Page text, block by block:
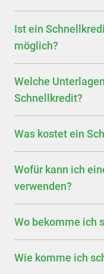
Ist ein
möglich?
Welche
Schnellkredit?
Was kostet ein
Wofür kann ich
verwenden?
Wo bekomme ich
Wie komme ich